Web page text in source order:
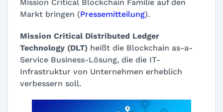
Mission Critical Blockchain Familie auf den
Markt bringen (Pressemitteilung).
Mission Critical Distributed Ledger
Technology (DLT) heißt die Blockchain as-a-
Service Business-Lösung, die die IT-
Infrastruktur von Unternehmen erheblich
verbessern soll.